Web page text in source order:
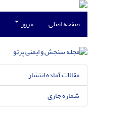
صفحه اصلی مرور
مقالات آماده انتشار
شماره جاری